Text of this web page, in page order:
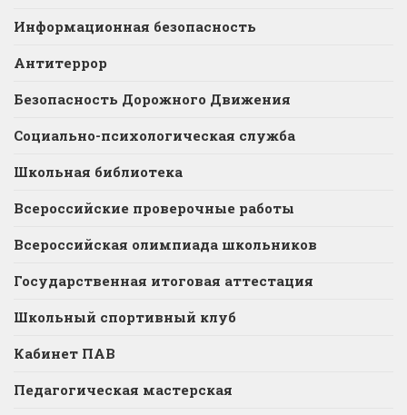
Информационная безопасность
Антитеррор
Безопасность Дорожного Движения
Социально-психологическая служба
Школьная библиотека
Всероссийские проверочные работы
Всероссийская олимпиада школьников
Государственная итоговая аттестация
Школьный спортивный клуб
Кабинет ПАВ
Педагогическая мастерская